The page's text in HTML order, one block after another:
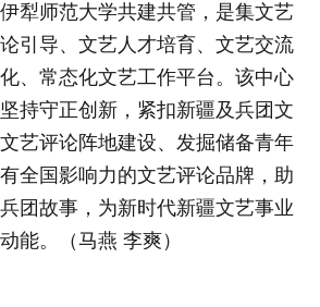
犁师范大学共建共管，是集文艺
引导、文艺人才培育、文艺交流
、常态化文艺工作平台。该中心
持守正创新，紧扣新疆及兵团文
艺评论阵地建设、发掘储备青年
全国影响力的文艺评论品牌，助
团故事，为新时代新疆文艺事业
能。（马燕 李爽）